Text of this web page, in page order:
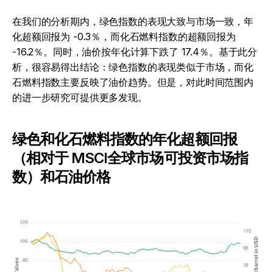
在我们的分析期内，绿色指数的表现大致与市场一致，年
化超额回报为 -0.3％，而化石燃料指数的超额回报为
-16.2％。同时，油价按年化计算下跌了 17.4％。基于此分
析，很容易得出结论：绿色指数的表现类似于市场，而化
石燃料指数主要反映了油价趋势。但是，对此时间范围内
的进一步研究可提供更多发现。
绿色和化石燃料指数的年化超额回报
（相对于 MSCI全球市场可投资市场指
数）和石油价格